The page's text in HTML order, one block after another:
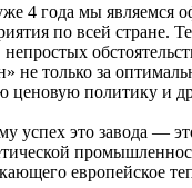
4 года мы являемся
по всей стране.
непростых
не только за
ценовую политику и
успех это завода —
европейское